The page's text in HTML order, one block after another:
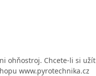
ohňostroj. Chcete-li si užít
www.pyrotechnika.cz